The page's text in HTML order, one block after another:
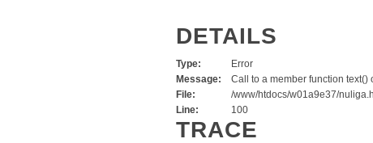
DETAILS
Type:
Error
Message:
Call to a member function text()
File:
/www/htdocs/w01a9e37/
Line:
100
TRACE